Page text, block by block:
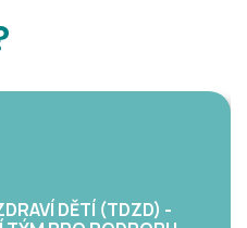
DĚTÍ (TDZD) -